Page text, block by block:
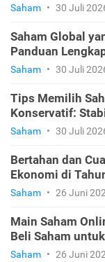
Saham • 30 Juli
Saham Global
Panduan
Saham • 30 Juli
Tips Memilih
Konservatif:
Saham • 30 Juli
Bertahan dan
Ekonomi di
Saham • 26 Juni
Main Saham
Beli Saham
Saham • 26 Juni